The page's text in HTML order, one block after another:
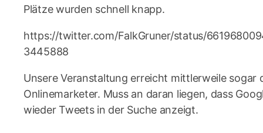
Plätze wurden schnell knapp.
https://twitter.com/FalkGruner/status/
3445888
Unsere Veranstaltung erreicht mittlerweile sogar
Onlinemarketer. Muss an daran liegen, dass
wieder Tweets in der Suche anzeigt.